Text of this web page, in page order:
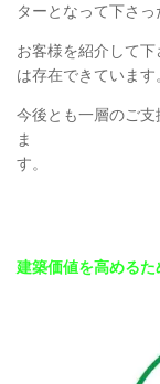
ターとなって下さ
お客様を紹介して下
は存在できています
今後とも一層のご
ま
す。
建築価値を高めるた